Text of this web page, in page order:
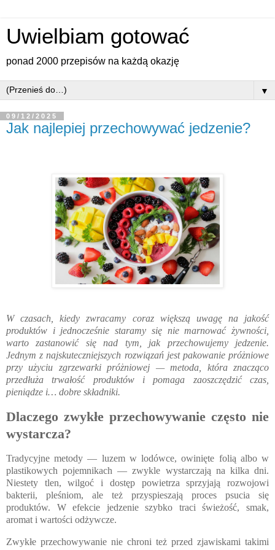
Uwielbiam gotować
ponad 2000 przepisów na każdą okazję
▼
09/12/2025
Jak najlepiej przechowywać jedzenie?
W czasach, kiedy zwracamy coraz większą uwagę na jakość
produktów i jednocześnie staramy się nie marnować żywności,
warto zastanowić się nad tym, jak przechowujemy jedzenie.
Jednym z najskuteczniejszych rozwiązań jest pakowanie próżniowe
przy użyciu zgrzewarki próżniowej — metoda, która znacząco
przedłuża trwałość produktów i pomaga zaoszczędzić czas,
pieniądze i… dobre składniki.
Dlaczego zwykłe przechowywanie często nie
wystarcza?
Tradycyjne metody — luzem w lodówce, owinięte folią albo w
plastikowych pojemnikach — zwykle wystarczają na kilka dni.
Niestety tlen, wilgoć i dostęp powietrza sprzyjają rozwojowi
bakterii, pleśniom, ale też przyspieszają proces psucia się
produktów. W efekcie jedzenie szybko traci świeżość, smak,
aromat i wartości odżywcze.
Zwykłe przechowywanie nie chroni też przed zjawiskami takimi